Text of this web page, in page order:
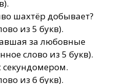
шахтёр добывает?
из 5 букв).
за любовные
слово из 5 букв).
секундомером.
из 6 букв).